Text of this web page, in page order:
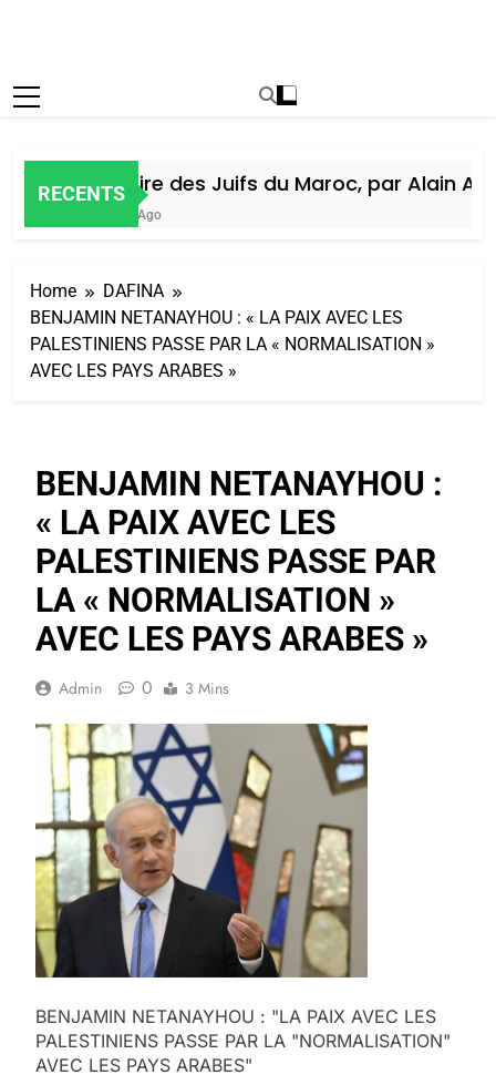
RECENTS
Histoire des Juifs du Maroc, par Alain
6 Jours Ago
Home
DAFINA
BENJAMIN NETANAYHOU : « LA PAIX AVEC LES
PALESTINIENS PASSE PAR LA « NORMALISATION »
AVEC LES PAYS ARABES »
BENJAMIN NETANAYHOU :
« LA PAIX AVEC LES
PALESTINIENS PASSE PAR
LA « NORMALISATION »
AVEC LES PAYS ARABES »
Admin 0 3 Mins
BENJAMIN NETANAYHOU : "LA PAIX AVEC LES
PALESTINIENS PASSE PAR LA "NORMALISATION"
AVEC LES PAYS ARABES"